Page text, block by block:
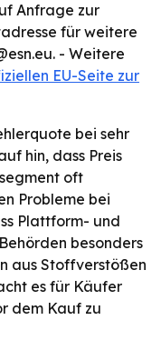
Anfrage zur
für weitere
- Weitere
EU-Seite zur
bei sehr
hin, dass Preis
oft
Probleme bei
Plattform- und
besonders
aus Stoffverstößen
es für Käufer
dem Kauf zu